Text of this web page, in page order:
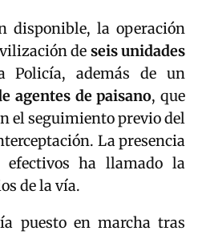
disponible, la operación
de seis unidades
además de un
agentes de paisano, que
el seguimiento previo del
La presencia
efectivos ha llamado la
de la vía.
puesto en marcha tras